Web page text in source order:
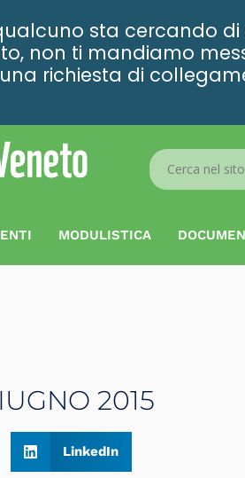
sta cercando
non ti mandiamo
una richiesta di
Search
...
MODULISTICA
2015
LinkedIn